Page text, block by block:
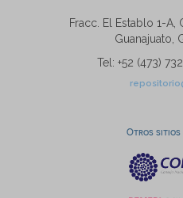
Fracc. El Establo 1-A,
Guanajuato,
Tel: +52 (473)
Otros sitios